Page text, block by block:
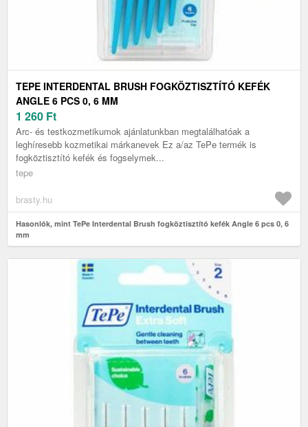
TEPE INTERDENTAL BRUSH FOGKÖZTISZTÍTÓ KEFÉK
ANGLE 6 PCS 0, 6 MM
1 260 Ft
Arc- és testkozmetikumok ajánlatunkban megtalálhatóak a
leghíresebb kozmetikai márkanevek Ez a/az TePe termék is
fogköztisztító kefék és fogselymek...
tepe
brasty.hu
Hasonlók, mint TePe Interdental Brush fogköztisztító kefék Angle 6 pcs 0, 6
mm